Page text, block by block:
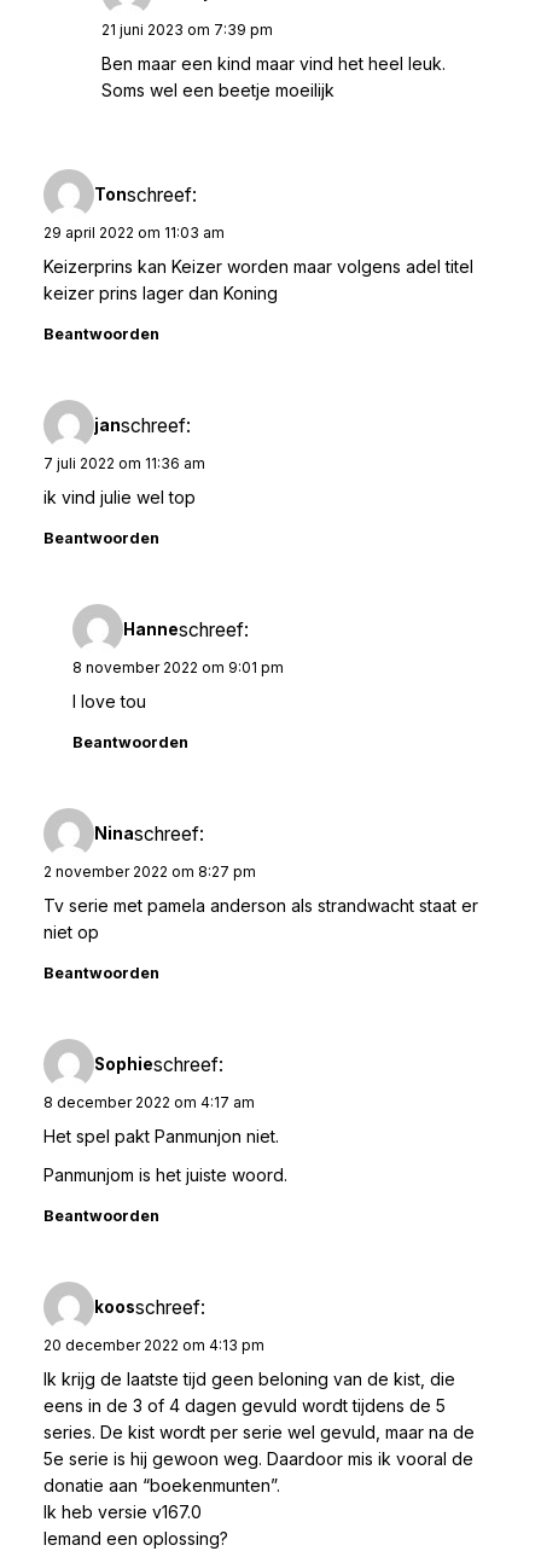
21 juni 2023 om 7:39 pm
Ben maar een kind maar vind het heel leuk.
Soms wel een beetje moeilijk
Tonschreef:
29 april 2022 om 11:03 am
Keizerprins kan Keizer worden maar volgens adel titel
keizer prins lager dan Koning
Beantwoorden
janschreef:
7 juli 2022 om 11:36 am
ik vind julie wel top
Beantwoorden
Hanneschreef:
8 november 2022 om 9:01 pm
I love tou
Beantwoorden
Ninaschreef:
2 november 2022 om 8:27 pm
Tv serie met pamela anderson als strandwacht staat er
niet op
Beantwoorden
Sophieschreef:
8 december 2022 om 4:17 am
Het spel pakt Panmunjon niet.
Panmunjom is het juiste woord.
Beantwoorden
koosschreef:
20 december 2022 om 4:13 pm
Ik krijg de laatste tijd geen beloning van de kist, die
eens in de 3 of 4 dagen gevuld wordt tijdens de 5
series. De kist wordt per serie wel gevuld, maar na de
5e serie is hij gewoon weg. Daardoor mis ik vooral de
donatie aan “boekenmunten”.
Ik heb versie v167.0
Iemand een oplossing?